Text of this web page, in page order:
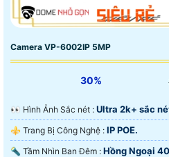
Camera VP-6002IP 5MP
30%
️👀 Hình Ảnh Sắc nét : Ultra 2k+ sắc
⚜️ Trang Bị Công Nghệ : IP POE.
🔦 Tầm Nhìn Ban Đêm : Hồng Ngoại